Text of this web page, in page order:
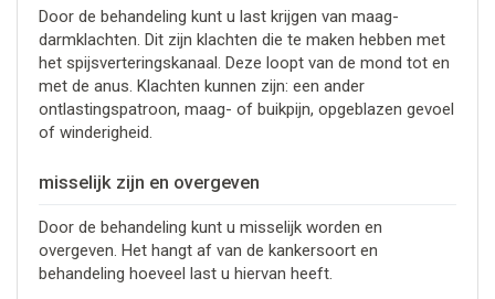
Door de behandeling kunt u last krijgen van maag-
darmklachten. Dit zijn klachten die te maken hebben met
het spijsverteringskanaal. Deze loopt van de mond tot en
met de anus. Klachten kunnen zijn: een ander
ontlastingspatroon, maag- of buikpijn, opgeblazen gevoel
of winderigheid.
misselijk zijn en overgeven
Door de behandeling kunt u misselijk worden en
overgeven. Het hangt af van de kankersoort en
behandeling hoeveel last u hiervan heeft.